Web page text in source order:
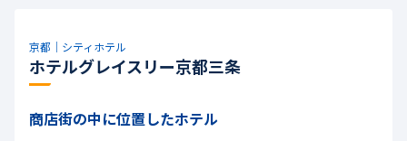
京都｜シティホテル
ホテルグレイスリー京都三条
商店街の中に位置したホテル